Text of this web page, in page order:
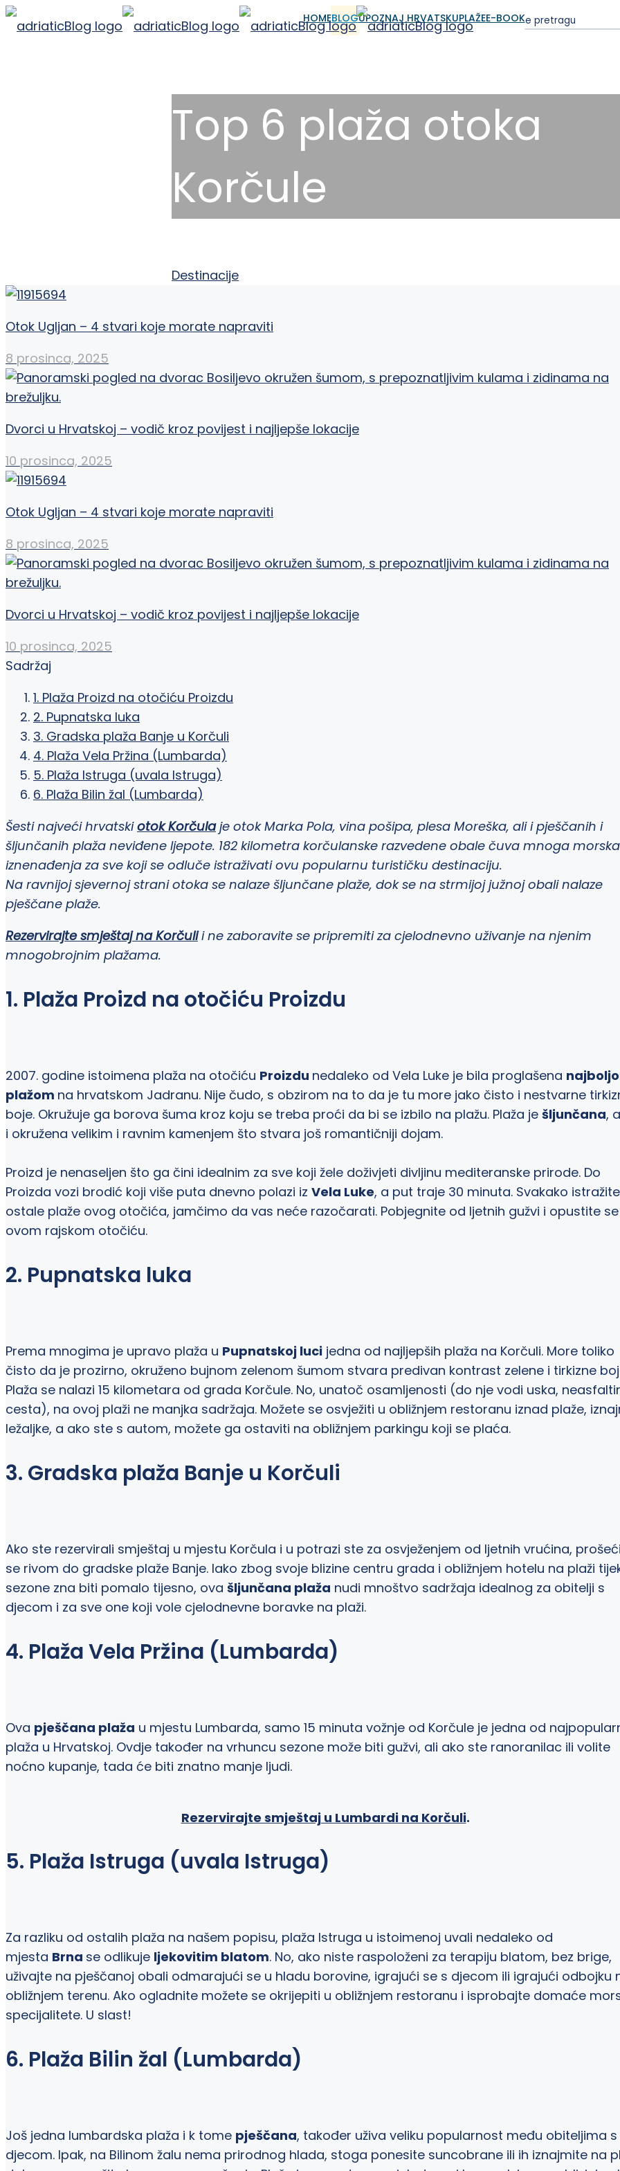
HOMEBLOGUPOZNAJ HRVATSKUPLAŽEE-BOOK
Top 6 plaža otoka
Korčule
Destinacije
Otok Ugljan – 4 stvari koje morate napraviti
8 prosinca, 2025
Dvorci u Hrvatskoj – vodič kroz povijest i najljepše lokacije
10 prosinca, 2025
Otok Ugljan – 4 stvari koje morate napraviti
8 prosinca, 2025
Dvorci u Hrvatskoj – vodič kroz povijest i najljepše lokacije
10 prosinca, 2025
Sadržaj
1. Plaža Proizd na otočiću Proizdu
2. Pupnatska luka
3. Gradska plaža Banje u Korčuli
4. Plaža Vela Pržina (Lumbarda)
5. Plaža Istruga (uvala Istruga)
6. Plaža Bilin žal (Lumbarda)
Šesti najveći hrvatskiotok Korčulaje otok Marka Pola, vina pošipa, plesa Moreška, ali i pješčanih i
šljunčanih plaža neviđene ljepote. 182 kilometra korčulanske razvedene obale čuva mnoga morska
iznenađenja za sve koji se odluče istraživati ovu popularnu turističku destinaciju.
Na ravnijoj sjevernoj strani otoka se nalaze šljunčane plaže, dok se na strmijoj južnoj obali nalaze
pješčane plaže.
Rezervirajte smještaj na Korčulii ne zaboravite se pripremiti za cjelodnevno uživanje na njenim
mnogobrojnim plažama.
1. Plaža Proizd na otočiću Proizdu
2007. godine istoimena plaža na otočiću Proizdu nedaleko od Vela Luke je bila proglašena
plažom na hrvatskom Jadranu. Nije čudo, s obzirom na to da je tu more jako čisto i nestvarne
boje. Okružuje ga borova šuma kroz koju se treba proći da bi se izbilo na plažu. Plaža je šljunčana,
i okružena velikim i ravnim kamenjem što stvara još romantičniji dojam.
Proizd je nenaseljen što ga čini idealnim za sve koji žele doživjeti divljinu mediteranske prirode. Do
Proizda vozi brodić koji više puta dnevno polazi iz Vela Luke, a put traje 30 minuta. Svakako
ostale plaže ovog otočića, jamčimo da vas neće razočarati. Pobjegnite od ljetnih gužvi i opustite
ovom rajskom otočiću.
2. Pupnatska luka
Prema mnogima je upravo plaža u Pupnatskoj luci jedna od najljepših plaža na Korčuli. More toliko
čisto da je prozirno, okruženo bujnom zelenom šumom stvara predivan kontrast zelene i tirkizne
Plaža se nalazi 15 kilometara od grada Korčule. No, unatoč osamljenosti (do nje vodi uska,
cesta), na ovoj plaži ne manjka sadržaja. Možete se osvježiti u obližnjem restoranu iznad plaže,
ležaljke, a ako ste s autom, možete ga ostaviti na obližnjem parkingu koji se plaća.
3. Gradska plaža Banje u Korčuli
Ako ste rezervirali smještaj u mjestu Korčula i u potrazi ste za osvježenjem od ljetnih vrućina,
se rivom do gradske plaže Banje. Iako zbog svoje blizine centru grada i obližnjem hotelu na plaži
sezone zna biti pomalo tijesno, ova šljunčana plaža nudi mnoštvo sadržaja idealnog za obitelji s
djecom i za sve one koji vole cjelodnevne boravke na plaži.
4. Plaža Vela Pržina (Lumbarda)
Ova pješčana plaža u mjestu Lumbarda, samo 15 minuta vožnje od Korčule je jedna od
plaža u Hrvatskoj. Ovdje također na vrhuncu sezone može biti gužvi, ali ako ste ranoranilac ili volite
noćno kupanje, tada će biti znatno manje ljudi.
Rezervirajte smještaj u Lumbardi na Korčuli.
5. Plaža Istruga (uvala Istruga)
Za razliku od ostalih plaža na našem popisu, plaža Istruga u istoimenoj uvali nedaleko od
mjesta Brna se odlikuje ljekovitim blatom. No, ako niste raspoloženi za terapiju blatom, bez brige,
uživajte na pješčanoj obali odmarajući se u hladu borovine, igrajući se s djecom ili igrajući odbojku
obližnjem terenu. Ako ogladnite možete se okrijepiti u obližnjem restoranu i isprobajte domaće
specijalitete. U slast!
6. Plaža Bilin žal (Lumbarda)
Još jedna lumbardska plaža i k tome pješčana, također uživa veliku popularnost među obiteljima s
djecom. Ipak, na Bilinom žalu nema prirodnog hlada, stoga ponesite suncobrane ili ih iznajmite na